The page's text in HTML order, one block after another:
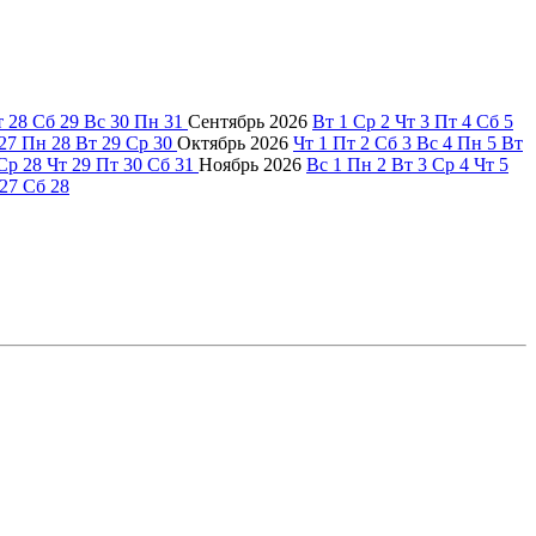
28 Сб 29 Вс 30 Пн 31 Сентябрь 2026 Вт 1 Ср 2 Чт 3 Пт 4 Сб 5
27 Пн 28 Вт 29 Ср 30 Октябрь 2026 Чт 1 Пт 2 Сб 3 Вс 4 Пн 5 Вт
28 Чт 29 Пт 30 Сб 31 Ноябрь 2026 Вс 1 Пн 2 Вт 3 Ср 4 Чт 5
27 Сб 28